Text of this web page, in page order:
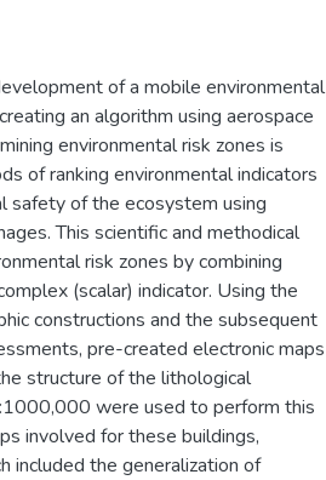
of a mobile environmental
an algorithm using aerospace
environmental risk zones is
of ranking environmental indicators
safety of the ecosystem using
This scientific and methodical
risk zones by combining
(scalar) indicator. Using the
constructions and the subsequent
pre-created electronic maps
structure of the lithological
were used to perform this
involved for these buildings,
included the generalization of